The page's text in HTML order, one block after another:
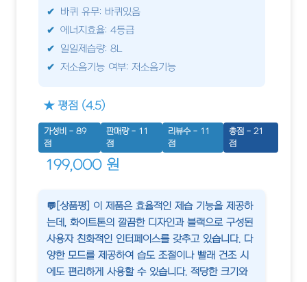
바퀴 유무: 바퀴있음
에너지효율: 4등급
일일제습량: 8L
저소음기능 여부: 저소음기능
★ 평점 (4.5)
가성비 - 89
점
판매량 - 11
점
리뷰수 - 11
점
총점 - 21
점
199,000 원
💬[상품평] 이 제품은 효율적인 제습 기능을 제공하
는데, 화이트톤의 깔끔한 디자인과 블랙으로 구성된
사용자 친화적인 인터페이스를 갖추고 있습니다. 다
양한 모드를 제공하여 습도 조절이나 빨래 건조 시
에도 편리하게 사용할 수 있습니다. 적당한 크기와